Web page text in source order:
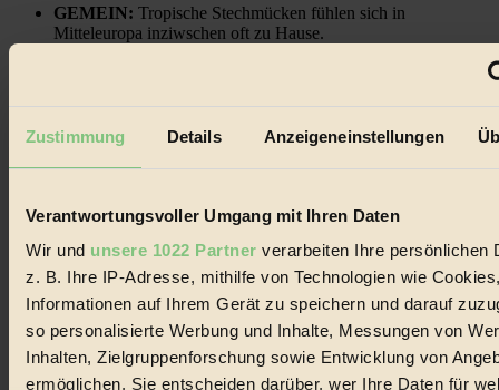
Zustimmung Details Anzeigeneinstellungen
Verantwortungsvoller Umgang mit Ihren Daten
Wir und unsere 1022 Partner verarbeiten Ihre persönlichen
z. B. Ihre IP-Adresse, mithilfe von Technologien wie
Informationen auf Ihrem Gerät zu speichern und darauf
so personalisierte Werbung und Inhalte, Messungen von
Inhalten, Zielgruppenforschung sowie Entwicklung von
ermöglichen. Sie entscheiden darüber, wer Ihre Daten für
GEMEIN: Tropische Stechmücken fühlen sich in
Mitteleuropa inziwschen oft zu Hause.
Erhalte in regelmäßigen Abständen die aktuellsten Artikel,
Gewinnspiele & Ausgaben übersichtlich aufbereitet vom
BIORAMA-Magazin per E-Mail.
Jetzt eintragen: